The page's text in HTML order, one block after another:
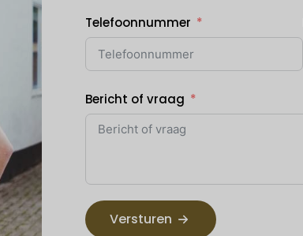
Telefoonnummer
Bericht of vraag
Versturen